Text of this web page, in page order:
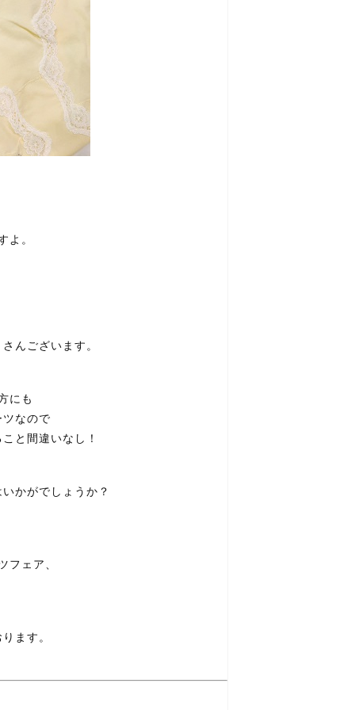
よ。
んございます。
にも
なので
と間違いなし！
かがでしょうか？
フェア、
ます。